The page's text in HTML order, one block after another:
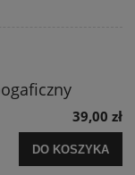
39,00 zł
DO KOSZYKA